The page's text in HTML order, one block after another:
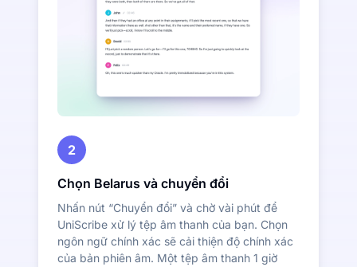
2
Chọn Belarus và chuyển đổi
Nhấn nút “Chuyển đổi” và chờ vài phút để
UniScribe xử lý tệp âm thanh của bạn. Chọn
ngôn ngữ chính xác sẽ cải thiện độ chính xác
của bản phiên âm. Một tệp âm thanh 1 giờ